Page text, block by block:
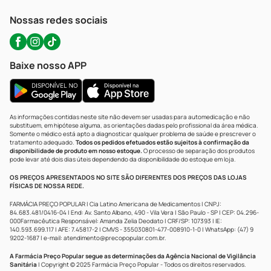
Nossas redes sociais
Baixe nosso APP
As informações contidas neste site não devem ser usadas para automedicação e não
substituem, em hipótese alguma, as orientações dadas pelo profissional da área médica.
Somente o médico está apto a diagnosticar qualquer problema de saúde e prescrever o
tratamento adequado. Todos os pedidos efetuados estão sujeitos à confirmação da
disponibilidade de produto em nosso estoque.O processo de separação dos produtos
pode levar até dois dias úteis dependendo da disponibilidade do estoque em loja.
OS PREÇOS APRESENTADOS NO SITE SÃO DIFERENTES DOS PREÇOS DAS LOJAS
FÍSICAS DE NOSSA REDE.
FARMÁCIA PREÇO POPULAR | Cia Latino Americana de Medicamentos | CNPJ:
84.683.481/0416-04 | End: Av. Santo Albano, 490 - Vila Vera | São Paulo - SP | CEP: 04.296-
000Farmacêutica Responsável: Amanda Zelia Deodato | CRF/SP: 107393 | IE:
140.593.699.117 | AFE: 7.45817-2 | CMVS - 355030801-477-008910-1-0 | WhatsApp: (47) 9
9202-1687 | e-mail: atendimento@precopopular.com.br.
A Farmácia Preço Popular segue as determinações da Agência Nacional de Vigilância
Sanitária | Copyright © 2025 Farmácia Preço Popular - Todos os direitos reservados.